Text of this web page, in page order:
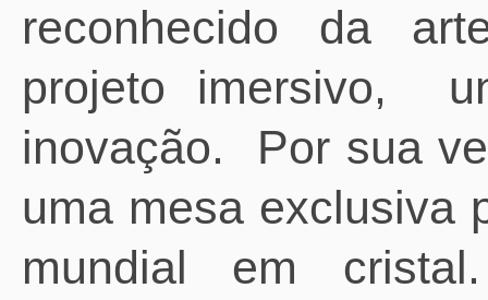
reconhecido da
projeto imersivo,
inovação.
Por sua
uma mesa exclusiva
mundial em